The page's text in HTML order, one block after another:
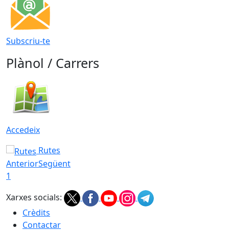
Subscriu-te
Plànol / Carrers
Accedeix
Rutes
AnteriorSegüent
1
Xarxes socials:
Crèdits
Contactar